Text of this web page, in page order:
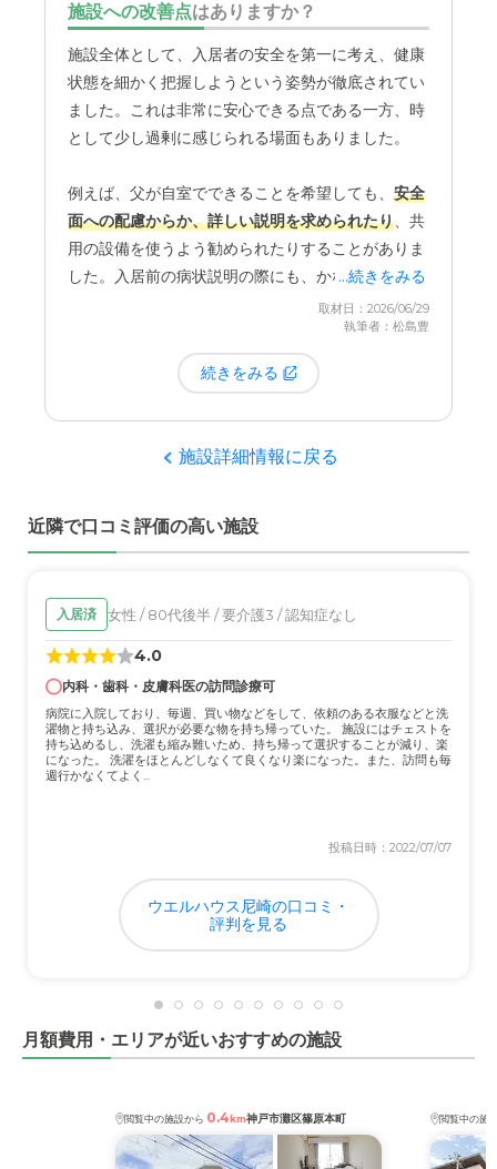
施設への改善点はありますか？
施設全体として、入居者の安全を第一に考え、健康
状態を細かく把握しようという姿勢が徹底されてい
ました。これは非常に安心できる点である一方、時
として少し過剰に感じられる場面もありました。
例えば、父が自室でできることを希望しても、 安全
面への配慮からか、詳しい説明を求められたり、共
用の設備を使うよう勧められたりすることがありま
した。入居前の病状説明の際にも、かなり詳細なこ
とまで質問があり、父が少し辟易していたのを覚え
もちろん、これらは全て入居者の安全を思ってのこ
してきた本人にとっては、少し窮屈に感じられた部
分もあったようです。もう少し本人の自主性を尊重
いと感じました。
...続きをみる
取材日：2026/06/29
執筆者：松島豊
続きをみる
施設詳細情報に戻る
近隣で口コミ評価の高い施設
入居済 女性 / 80代後半 / 要介護3 / 認知症なし
4.0
内科・歯科・皮膚科医の訪問診療可
病院に入院しており、毎週、買い物などをして、依頼のある衣服などと洗
濯物と持ち込み、選択が必要な物を持ち帰っていた。 施設にはチェストを
持ち込めるし、洗濯も縮み難いため、持ち帰って選択することが減り、楽
になった。 洗濯をほとんどしなくて良くなり楽になった。また、訪問も毎
週行かなくてよく...
投稿日時：2022/07/07
ウエルハウス尼崎の口コミ・
評判を見る
月額費用・エリアが近いおすすめの施設
閲覧中の施設から 0.4km神戸市灘区篠原本町 閲覧中の施